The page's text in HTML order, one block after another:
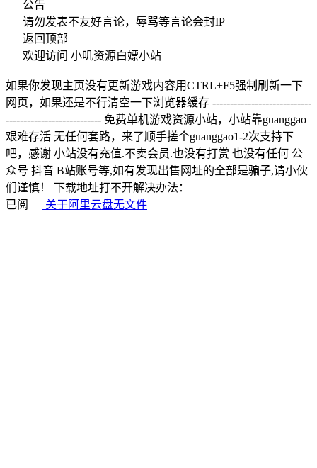
公告
请勿发表不友好言论，辱骂等言论会封IP
返回顶部
欢迎访问 小叽资源白嫖小站
如果你发现主页没有更新游戏内容用CTRL+F5强制刷新一下
网页，如果还是不行清空一下浏览器缓存 ----------------------------
--------------------------- 免费单机游戏资源小站，小站靠guanggao
艰难存活 无任何套路，来了顺手搓个guanggao1-2次支持下
吧，感谢 小站没有充值.不卖会员.也没有打赏 也没有任何 公
众号 抖音 B站账号等,如有发现出售网址的全部是骗子,请小伙
们谨慎！ 下载地址打不开解决办法：
已阅
关于阿里云盘无文件